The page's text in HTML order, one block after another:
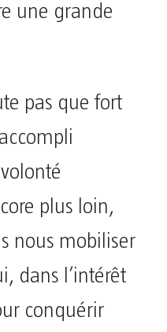
une grande
pas que fort
plus loin,
nous mobiliser
dans l’intérêt
conquérir